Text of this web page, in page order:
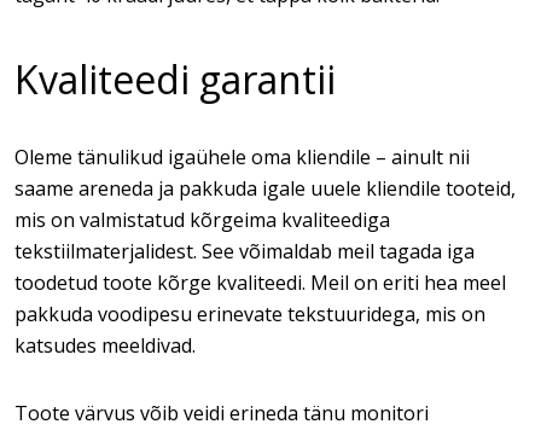
Kvaliteedi garantii
Oleme tänulikud igaühele oma kliendile – ainult nii
saame areneda ja pakkuda igale uuele kliendile tooteid,
mis on valmistatud kõrgeima kvaliteediga
tekstiilmaterjalidest. See võimaldab meil tagada iga
toodetud toote kõrge kvaliteedi. Meil on eriti hea meel
pakkuda voodipesu erinevate tekstuuridega, mis on
katsudes meeldivad.
Toote värvus võib veidi erineda tänu monitori